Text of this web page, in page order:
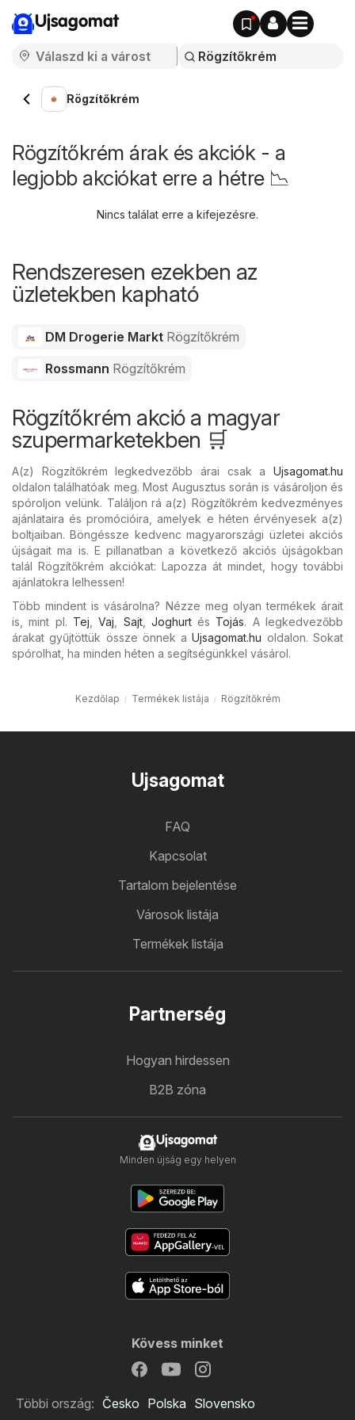
Ujsagomat
Rögzítőkrém
Rögzítőkrém árak és akciók - a
legjobb akciókat erre a hétre 📉
Nincs találat erre a kifejezésre.
Rendszeresen ezekben az
üzletekben kapható
DM Drogerie Markt Rögzítőkrém
Rossmann Rögzítőkrém
Rögzítőkrém akció a magyar
szupermarketekben 🛒
A(z) Rögzítőkrém legkedvezőbb árai csak a Ujsagomat.hu
oldalon találhatóak meg. Most Augusztus során is vásároljon és
spóroljon velünk. Találjon rá a(z) Rögzítőkrém kedvezményes
ajánlataira és promócióira, amelyek e héten érvényesek a(z)
boltjaiban. Böngéssze kedvenc magyarországi üzletei akciós
újságait ma is. E pillanatban a következő akciós újságokban
talál Rögzítőkrém akciókat: Lapozza át mindet, hogy további
ajánlatokra lelhessen!
Több mindent is vásárolna? Nézze meg olyan termékek árait
is, mint pl. Tej ,Vaj Sajt, Joghurtés Tojás. A legkedvezőbb
árakat gyűjtöttük össze önnek aUjsagomat.hu oldalon. Sokat
spórolhat, ha minden héten a segítségünkkel vásárol.
Kezdőlap Termékek listája Rögzítőkrém
Ujsagomat
FAQ
Kapcsolat
Tartalom bejelentése
Városok listája
Termékek listája
Partnerség
Hogyan hirdessen
B2B zóna
Ujsagomat
Minden újság egy helyen
Kövess minket
Többi ország: Česko Polska Slovensko